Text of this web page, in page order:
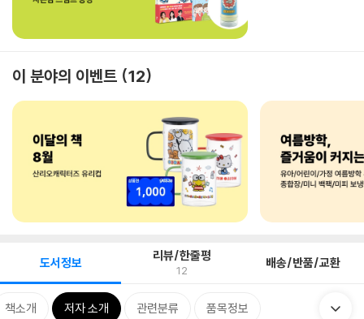
이 분야의 이벤트 12
도서정보 리뷰/한줄평
12 배송/반품/교환
책소개 저자 소개 관련분류 품목정보